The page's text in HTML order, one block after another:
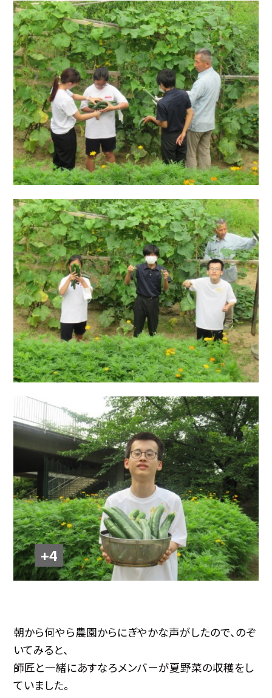
+4
朝から何やら農園からにぎやかな声がしたので、のぞ
いてみると、
師匠と一緒にあすなろメンバーが夏野菜の収穫をし
ていました。